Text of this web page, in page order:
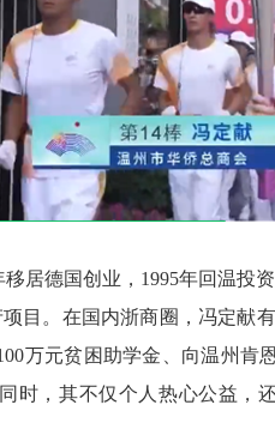
移居德国创业， 1995年回温投
目。在国内浙商圈，冯定献
万元贫困助学金、向温州肯
时，其不仅个人热心公益，